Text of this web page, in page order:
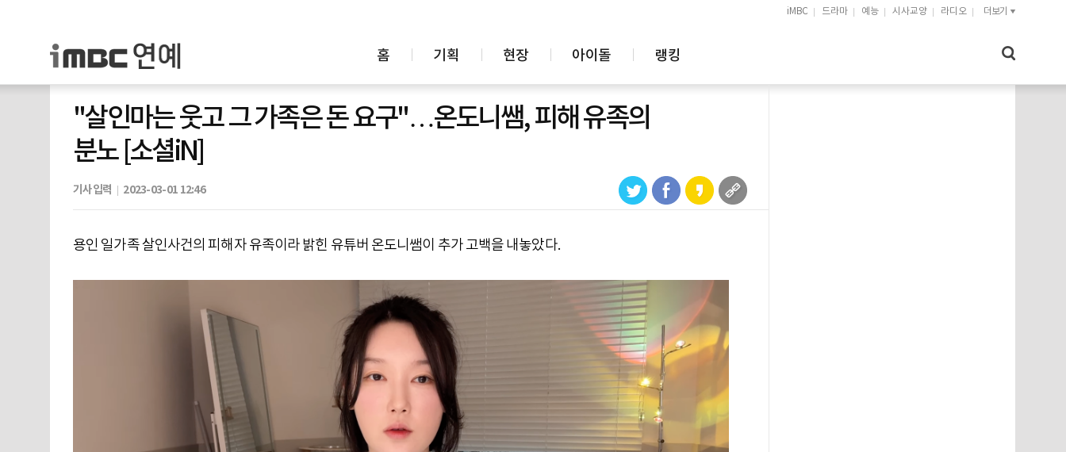
iMBC 드라마 예능 시사교양 라디오 더보기
홈 기획 현장 아이돌 랭킹
"살인마는 웃고 그 가족은 돈 요구"…온도니쌤, 피해 유족의
분노 [소셜iN]
기사입력 2023-03-01 12:46
용인 일가족 살인사건의 피해자 유족이라 밝힌 유튜버 온도니쌤이 추가 고백을 내놓았다.